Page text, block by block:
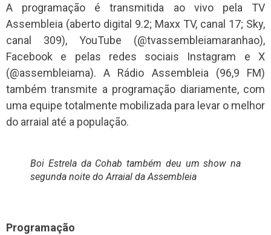
A programação é transmitida ao vivo pela TV
Assembleia (aberto digital 9.2; Maxx TV, canal 17; Sky,
canal 309), YouTube (@tvassembleiamaranhao),
Facebook e pelas redes sociais Instagram e X
(@assembleiama). A Rádio Assembleia (96,9 FM)
também transmite a programação diariamente, com
uma equipe totalmente mobilizada para levar o melhor
do arraial até a população.
Boi Estrela da Cohab também deu um show na
segunda noite do Arraial da Assembleia
Programação